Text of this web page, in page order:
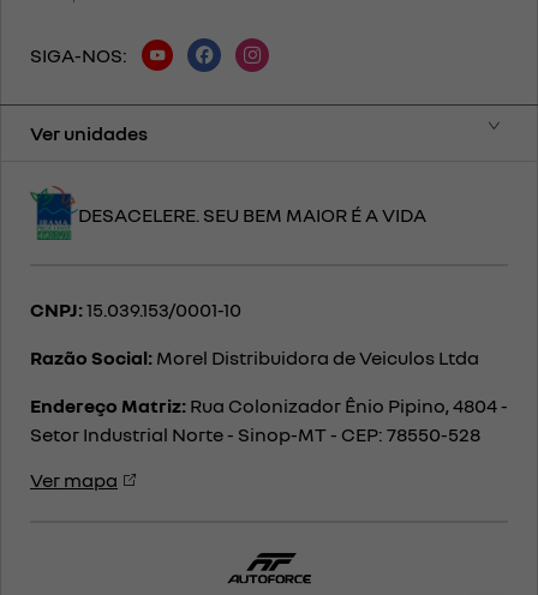
Ver unidades
SIGA-NOS:
DESACELERE. SEU BEM MAIOR É A VIDA
CNPJ:15.039.153/0001-10
Razão Social: Morel Distribuidora de Veiculos Ltda
Endereço Matriz: Rua Colonizador Ênio Pipino, 4804 -
Setor Industrial Norte - Sinop-MT- CEP: 78550-528
Ver mapa